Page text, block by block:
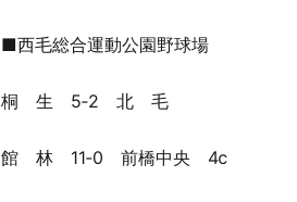
■西毛総合運動公園野球場
桐 生 5‐2 北 毛
館 林 11‐0 前橋中央 4ⅽ